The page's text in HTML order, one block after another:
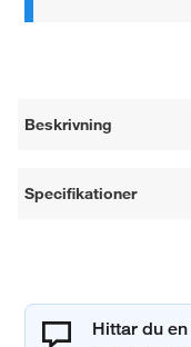
Beskrivning
Specifikationer
Hittar du